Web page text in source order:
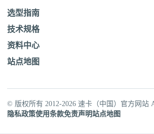
选型指南
技术规格
资料中心
站点地图
© 版权所有 2012-2026 速卡（中国）官方网站
隐私政策使用条款免责声明站点地图